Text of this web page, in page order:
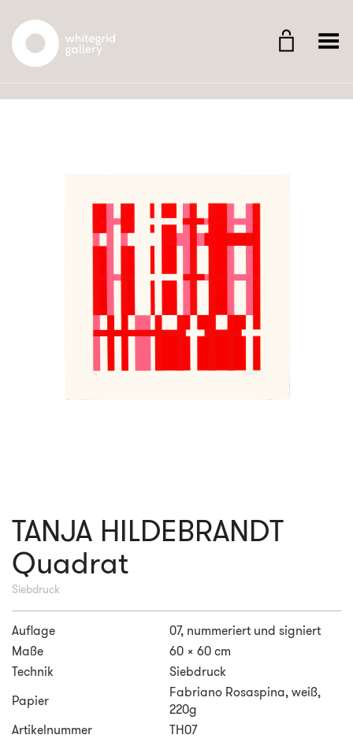
Whitegrid Logo Menü umschalten
TANJA HILDEBRANDT
Quadrat
Siebdruck
Auflage
07, nummeriert und signiert
Maße
60 x 60 cm
Technik
Siebdruck
Papier
Fabriano Rosaspina, weiß,
220g
Artikelnummer
TH07